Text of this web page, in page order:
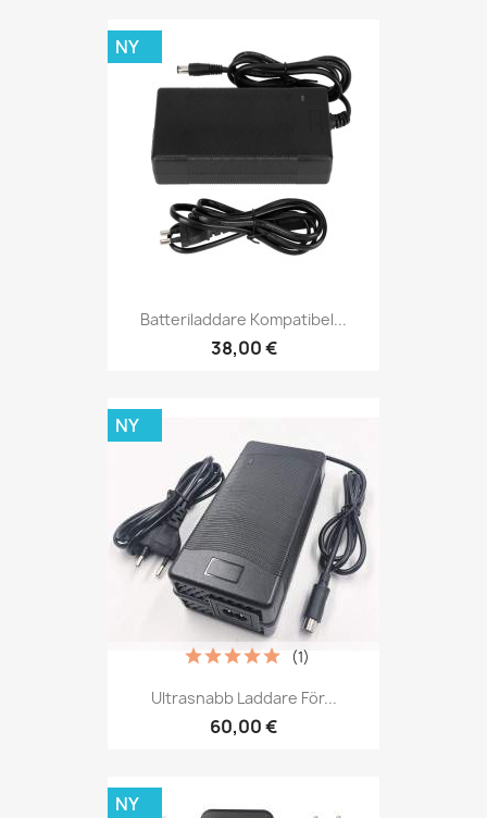
Batteriladdare Kompatibel...
38,00 €
NY
Ultrasnabb Laddare För...
60,00 €
(1)
NY
NY